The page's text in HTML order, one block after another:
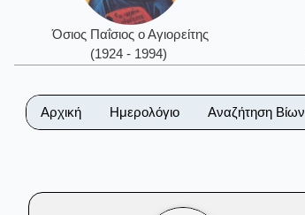
Όσιος Παΐσιος ο Αγιορείτης
(1924 - 1994)
Αρχική Ημερολόγιο Αναζήτηση Βίων